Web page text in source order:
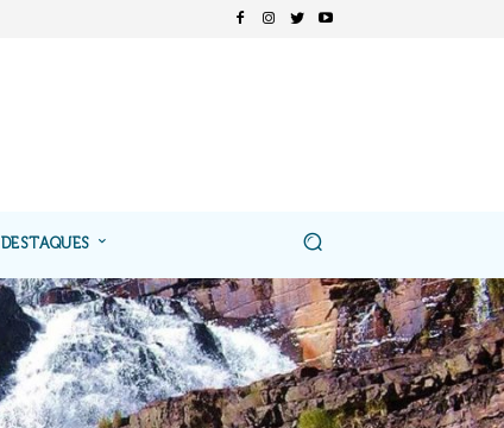
DESTAQUES